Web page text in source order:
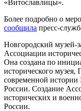
«Витославлицы».
Более подробно о
сообщила пресс-
Новгородский музей-
Ассоциации
Она создана по
исторического музея,
современной
России. Создание
исторических и
России.